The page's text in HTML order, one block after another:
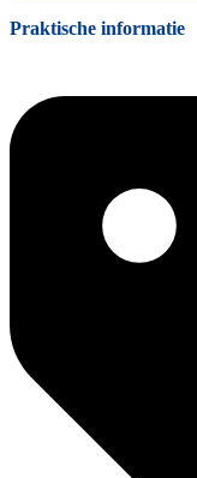
Praktische informatie